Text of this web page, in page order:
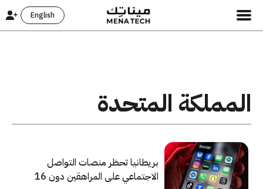
English
المملكة المتحدة
بريطانيا تحظر منصات التواصل
الاجتماعي على المراهقين دون 16